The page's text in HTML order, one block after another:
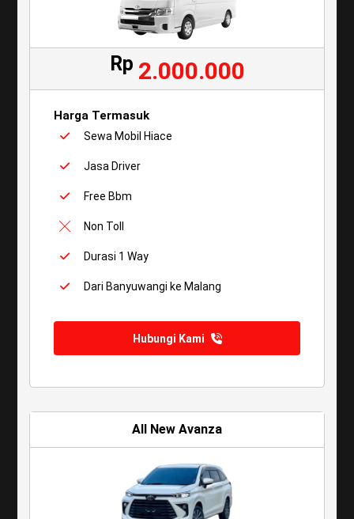
Rp 2.000.000
Harga Termasuk
Sewa Mobil Hiace
Jasa Driver
Free Bbm
Non Toll
Durasi 1 Way
Dari Banyuwangi ke Malang
Hubungi Kami
All New Avanza